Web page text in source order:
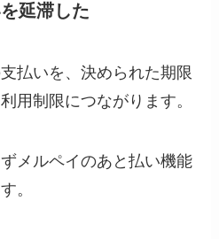
延滞した
払いを、決められた期限
用制限につながります。
メルペイのあと払い機能
。